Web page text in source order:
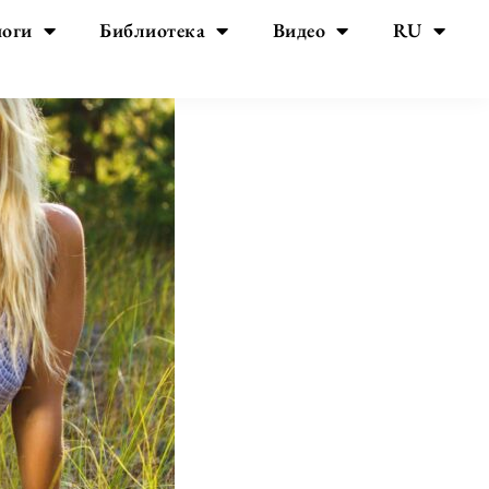
Библиотека Видео RU